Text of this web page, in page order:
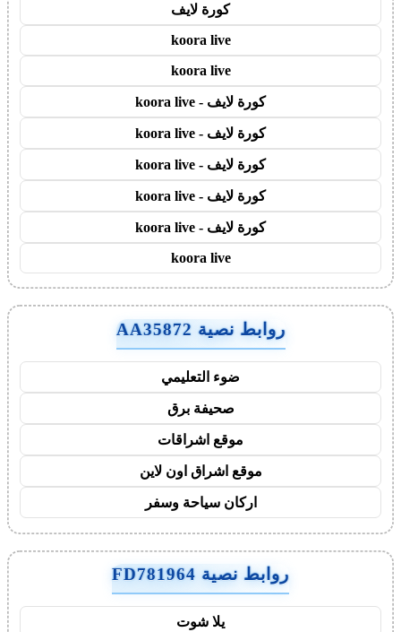
كورة لايف
koora live
koora live
كورة لايف - koora live
كورة لايف - koora live
كورة لايف - koora live
كورة لايف - koora live
كورة لايف - koora live
koora live
روابط نصية AA35872
ضوء التعليمي
صحيفة برق
موقع اشراقات
موقع اشراق اون لاين
اركان سياحة وسفر
روابط نصية FD781964
يلا شوت